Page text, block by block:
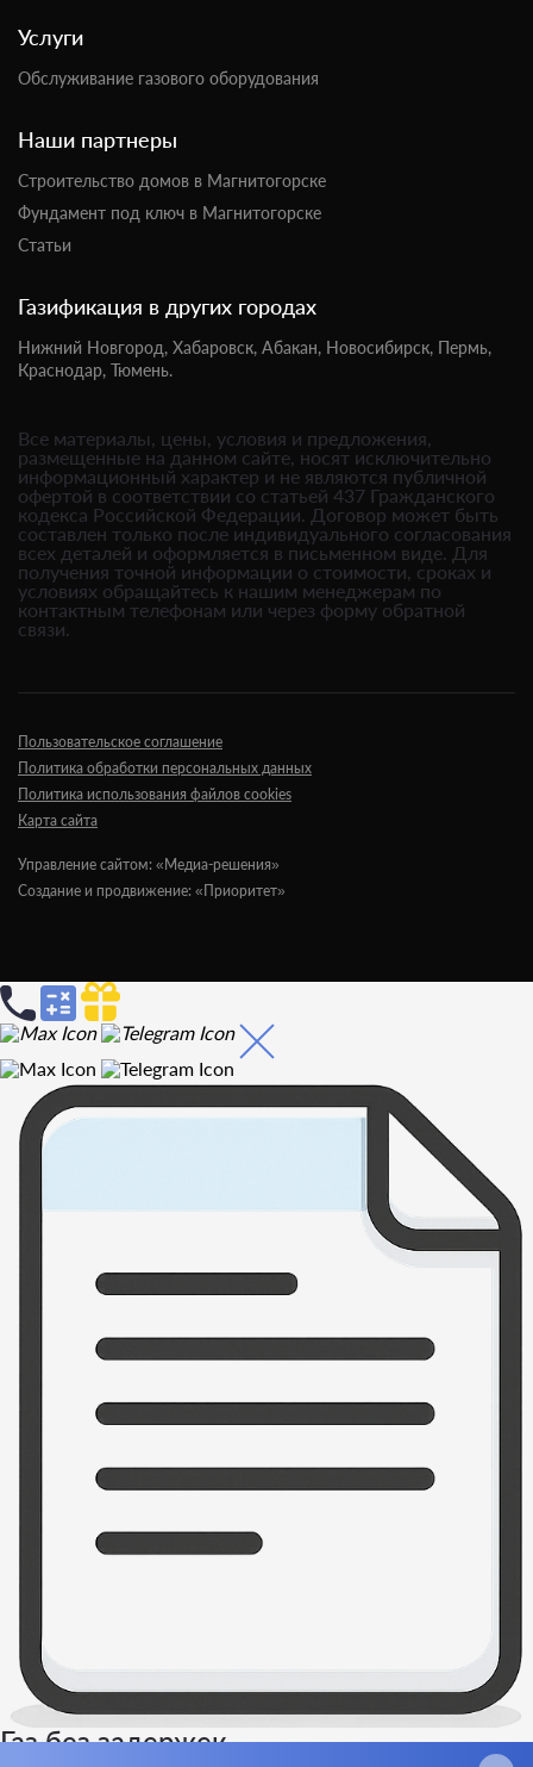
Услуги
Обслуживание газового оборудования
Наши партнеры
Строительство домов в Магнитогорске
Фундамент под ключ в Магнитогорске
Статьи
Газификация в других городах
Нижний Новгород, Хабаровск, Абакан, Новосибирск, Пермь,
Краснодар, Тюмень.
Все материалы, цены, условия и предложения,
размещенные на данном сайте, носят исключительно
информационный характер и не являются публичной
офертой в соответствии со статьей 437 Гражданского
кодекса Российской Федерации. Договор может быть
составлен только после индивидуального согласования
всех деталей и оформляется в письменном виде. Для
получения точной информации о стоимости, сроках и
условиях обращайтесь к нашим менеджерам по
контактным телефонам или через форму обратной
связи.
Пользовательское соглашение
Политика обработки персональных данных
Политика использования файлов cookies
Карта сайта
Управление сайтом: «Медиа-решения»
Создание и продвижение: «Приоритет»
Газ без задержек